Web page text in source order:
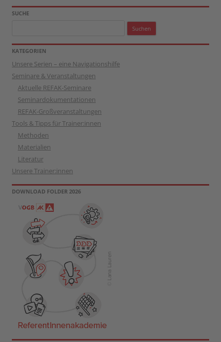
SUCHE
KATEGORIEN
Unsere Serien – eine Navigationshilfe
Seminare & Veranstaltungen
Aktuelle REFAK-Seminare
Seminardokumentationen
REFAK-Großveranstaltungen
Tools & Tipps für Trainer:innen
Methoden
Materialien
Literatur
Unsere Trainer:innen
DOWNLOAD FOLDER 2026